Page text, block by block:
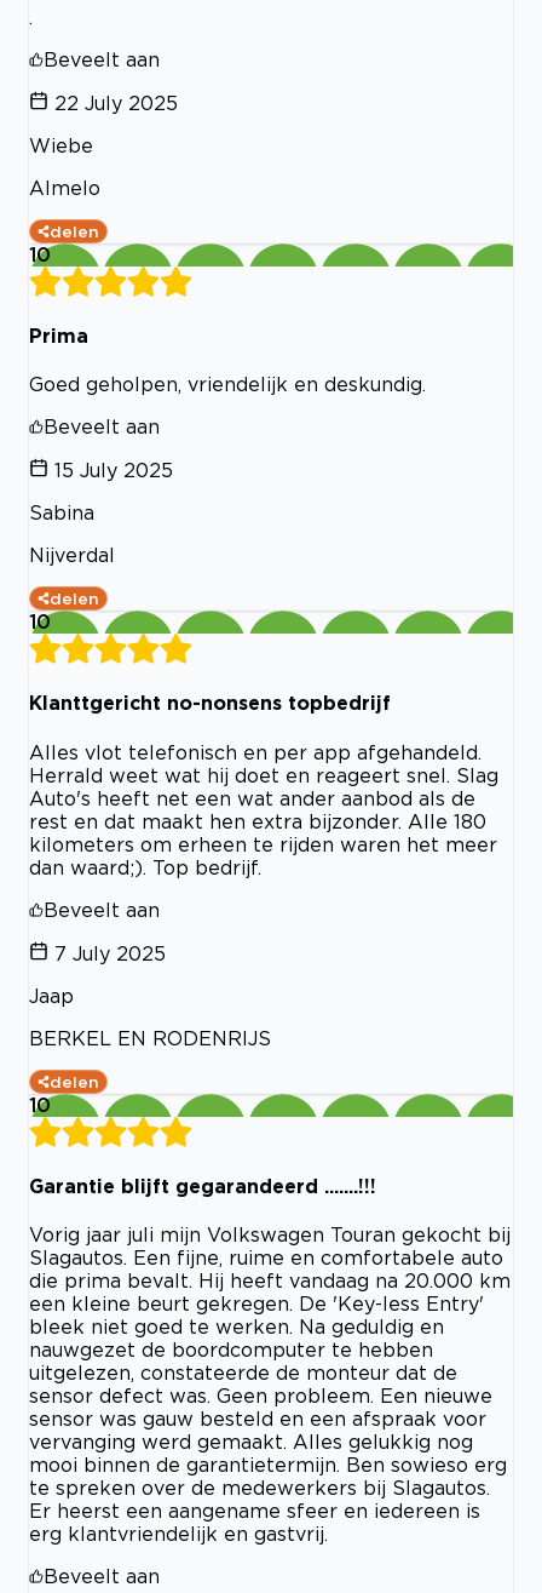
Beveelt aan
22 July 2025
Wiebe
Almelo
delen
10
Prima
Goed geholpen, vriendelijk en deskundig.
Beveelt aan
15 July 2025
Sabina
Nijverdal
delen
10
Klanttgericht no-nonsens topbedrijf
Alles vlot telefonisch en per app afgehandeld.
Herrald weet wat hij doet en reageert snel. Slag
Auto's heeft net een wat ander aanbod als de
rest en dat maakt hen extra bijzonder. Alle 180
kilometers om erheen te rijden waren het meer
dan waard;). Top bedrijf.
Beveelt aan
7 July 2025
Jaap
BERKEL EN RODENRIJS
delen
10
Garantie blijft gegarandeerd .......!!!
Vorig jaar juli mijn Volkswagen Touran gekocht bij
Slagautos. Een fijne, ruime en comfortabele auto
die prima bevalt. Hij heeft vandaag na 20.000 km
een kleine beurt gekregen. De 'Key-less Entry'
bleek niet goed te werken. Na geduldig en
nauwgezet de boordcomputer te hebben
uitgelezen, constateerde de monteur dat de
sensor defect was. Geen probleem. Een nieuwe
sensor was gauw besteld en een afspraak voor
vervanging werd gemaakt. Alles gelukkig nog
mooi binnen de garantietermijn. Ben sowieso erg
te spreken over de medewerkers bij Slagautos.
Er heerst een aangename sfeer en iedereen is
erg klantvriendelijk en gastvrij.
Beveelt aan